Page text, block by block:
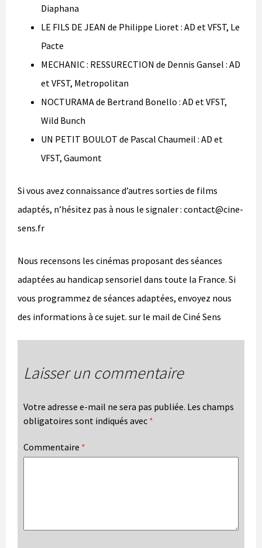
Diaphana
LE FILS DE JEAN de Philippe Lioret : AD et VFST, Le
Pacte
MECHANIC : RESSURECTION de Dennis Gansel : AD
et VFST, Metropolitan
NOCTURAMA de Bertrand Bonello : AD et VFST,
Wild Bunch
UN PETIT BOULOT de Pascal Chaumeil : AD et
VFST, Gaumont
Si vous avez connaissance d’autres sorties de films
adaptés, n’hésitez pas à nous le signaler : contact@cine-
sens.fr
Nous recensons les cinémas proposant des séances
adaptées au handicap sensoriel dans toute la France. Si
vous programmez de séances adaptées, envoyez nous
des informations à ce sujet. sur le mail de Ciné Sens
Laisser un commentaire
Votre adresse e-mail ne sera pas publiée. Les champs
obligatoires sont indiqués avec *
Commentaire *